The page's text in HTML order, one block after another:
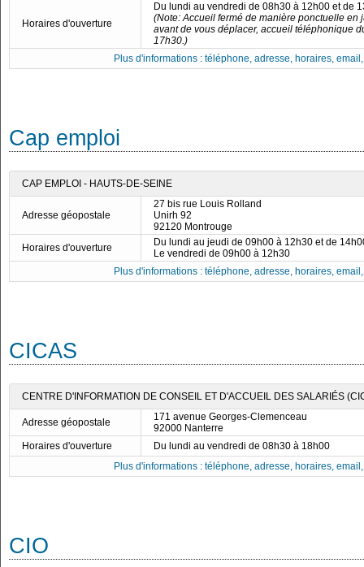
Horaires d'ouverture
Du lundi au vendredi de 08h30 à 12h00 et de
(Note: Accueil fermé de manière ponctuelle
avant de vous déplacer, accueil téléphonique
17h30.)
Plus d'informations : téléphone, adresse, horaires,
Cap emploi
CAP EMPLOI - HAUTS-DE-SEINE
Adresse géopostale
27 bis rue Louis Rolland
Unirh 92
92120 Montrouge
Horaires d'ouverture
Du lundi au jeudi de 09h00 à 12h30 et de
Le vendredi de 09h00 à 12h30
Plus d'informations : téléphone, adresse, horaires,
CICAS
CENTRE D'INFORMATION DE CONSEIL ET D'ACCUEIL DES SALARIÉS
Adresse géopostale
171 avenue Georges-Clemenceau
92000 Nanterre
Horaires d'ouverture
Du lundi au vendredi de 08h30 à 18h00
Plus d'informations : téléphone, adresse, horaires,
CIO